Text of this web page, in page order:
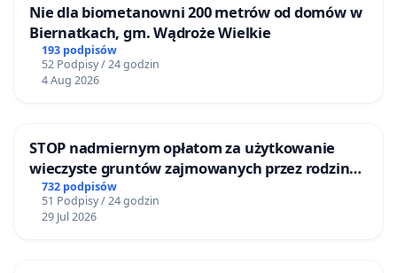
Nie dla biometanowni 200 metrów od domów w
Biernatkach, gm. Wądroże Wielkie
193 podpisów
52 Podpisy / 24 godzin
4 Aug 2026
STOP nadmiernym opłatom za użytkowanie
wieczyste gruntów zajmowanych przez rodzinne
ogrody działkowe.
732 podpisów
51 Podpisy / 24 godzin
29 Jul 2026